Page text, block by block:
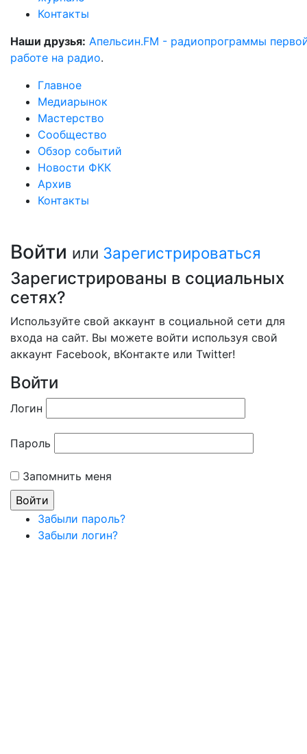
Контакты
Наши друзья: Апельсин.FM - радиопрограммы
работе на радио.
Главное
Медиарынок
Мастерство
Сообщество
Обзор событий
Новости ФКК
Архив
Контакты
Войти или Зарегистрироваться
Зарегистрированы в социальных
сетях?
Используйте свой аккаунт в социальной сети для
входа на сайт. Вы можете войти используя свой
аккаунт Facebook, вКонтакте или Twitter!
Войти
Логин
Пароль
Запомнить меня
Забыли пароль?
Забыли логин?